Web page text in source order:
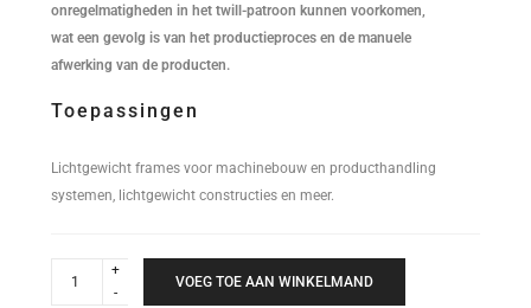
onregelmatigheden in het twill-patroon kunnen voorkomen,
wat een gevolg is van het productieproces en de manuele
afwerking van de producten.
Toepassingen
Lichtgewicht frames voor machinebouw en producthandling
systemen, lichtgewicht constructies en meer.
Schetsplaat
25S
145x145x2mm
VOEG TOE AAN WINKELMAND